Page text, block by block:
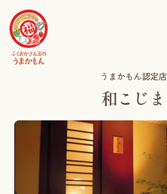
うまかもん認定店
和こじま